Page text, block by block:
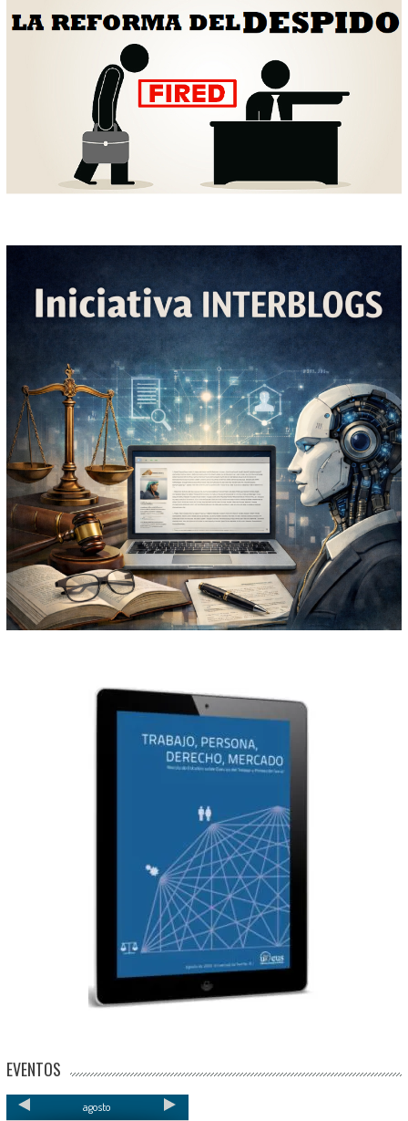
EVENTOS
agosto